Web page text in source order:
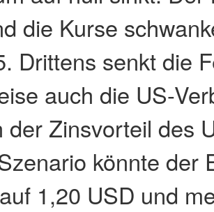
die Kurse
Drittens senkt die
auch die US-
der Zinsvorteil des
könnte der
1,20 USD und